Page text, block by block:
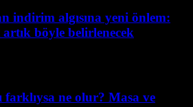
indirim algısına yeni önlem:
böyle belirlenecek
farklıysa ne olur? Masa ve